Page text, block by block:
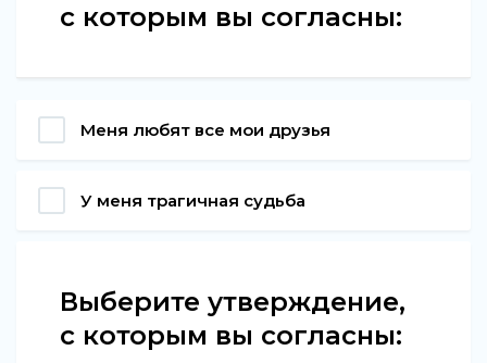
с которым вы согласны:
Меня любят все мои друзья
У меня трагичная судьба
Выберите утверждение,
с которым вы согласны: